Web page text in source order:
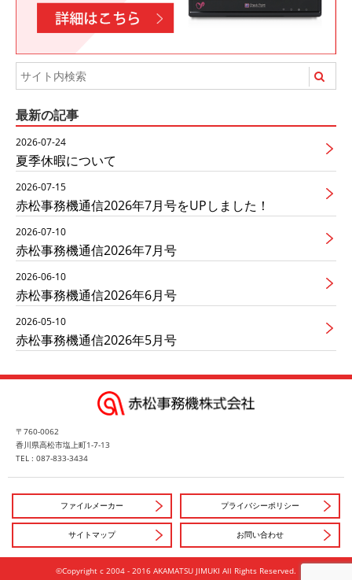
最新の記事
2026-07-24
夏季休暇について
2026-07-15
赤松事務機通信2026年7月号をUPしました！
2026-07-10
赤松事務機通信2026年7月号
2026-06-10
赤松事務機通信2026年6月号
2026-05-10
赤松事務機通信2026年5月号
〒760-0062
香川県高松市塩上町1-7-13
TEL : 087-833-3434
ファイルメーカー プライバシーポリシー
サイトマップ お問い合わせ
©Copyright c 2004 - 2016 AKAMATSU JIMUKI All Rights Reserved.